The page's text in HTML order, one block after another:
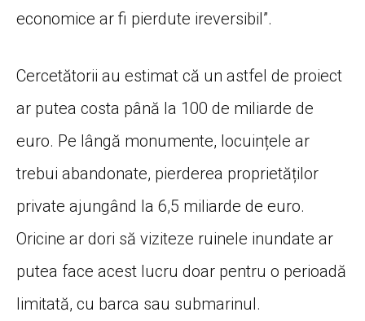
economice ar fi pierdute ireversibil”.
Cercetătorii au estimat că un astfel de proiect
ar putea costa până la 100 de miliarde de
euro. Pe lângă monumente, locuințele ar
trebui abandonate, pierderea proprietăților
private ajungând la 6,5 miliarde de euro.
Oricine ar dori să viziteze ruinele inundate ar
putea face acest lucru doar pentru o perioadă
limitată, cu barca sau submarinul.